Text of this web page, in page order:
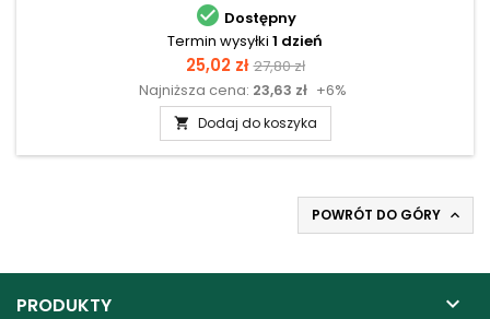
 Dostępny
Termin wysyłki 1 dzień
Cena
25,02 zł Cena
podstawowa
27,80 zł
Najniższa cena: 23,63 zł +6%
 Dodaj do koszyka
POWRÓT DO GÓRY 
PRODUKTY 